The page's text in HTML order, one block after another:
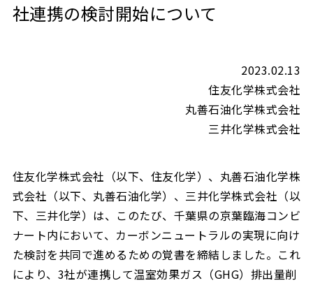
社連携の検討開始について
2023.02.13
住友化学株式会社
丸善石油化学株式会社
三井化学株式会社
住友化学株式会社（以下、住友化学）、丸善石油化学株
式会社（以下、丸善石油化学）、三井化学株式会社（以
下、三井化学）は、このたび、千葉県の京葉臨海コンビ
ナート内において、カーボンニュートラルの実現に向け
た検討を共同で進めるための覚書を締結しました。これ
により、3社が連携して温室効果ガス（GHG）排出量削